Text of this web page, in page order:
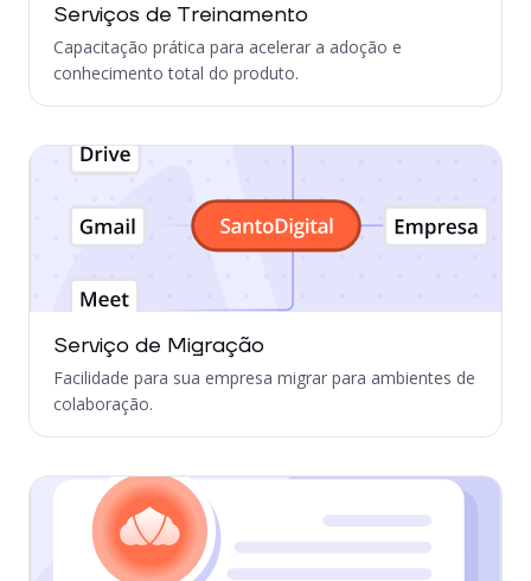
Serviços de Treinamento
Capacitação prática para acelerar a adoção e
conhecimento total do produto.
Serviço de Migração
Facilidade para sua empresa migrar para ambientes de
colaboração.